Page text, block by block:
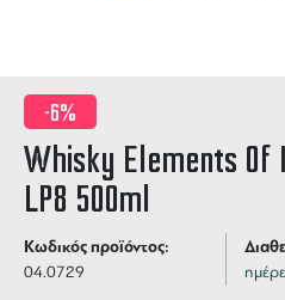
-6%
Whisky Elements Of
LP8 500ml
Κωδικός προϊόντος:
04.0729